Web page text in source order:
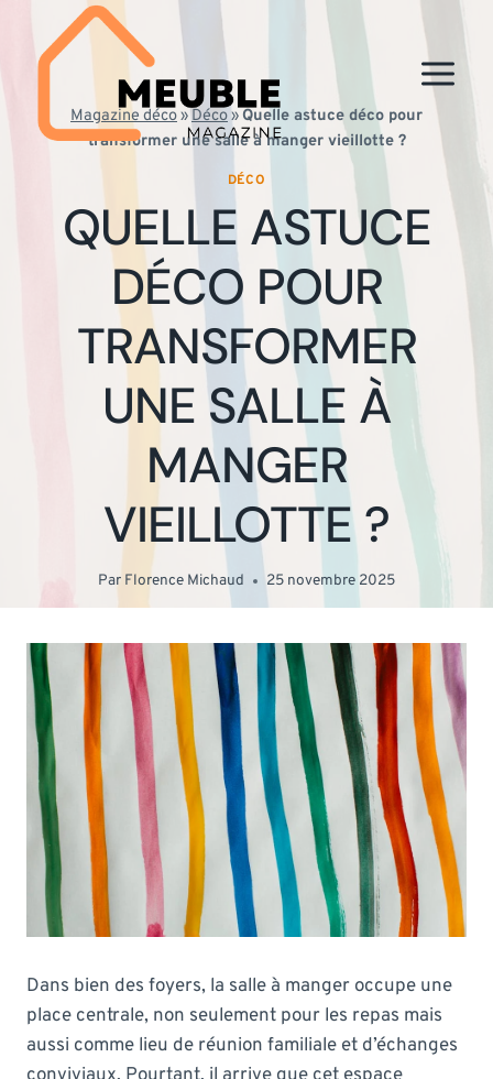
contenu
Magazine déco»Déco» Quelle astuce déco pour
transformer une salle à manger vieillotte ?
DÉCO
QUELLE ASTUCE
DÉCO POUR
TRANSFORMER
UNE SALLE À
MANGER
VIEILLOTTE ?
Par Florence Michaud 25 novembre 2025
Dans bien des foyers, la salle à manger occupe une
place centrale, non seulement pour les repas mais
aussi comme lieu de réunion familiale et d’échanges